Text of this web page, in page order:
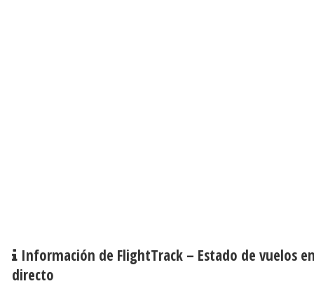
Información de FlightTrack – Estado de vuelos
directo